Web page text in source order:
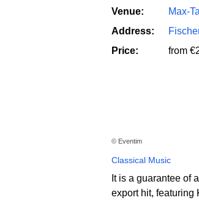
Venue:
Max-
Address:
Price:
from
© Eventim
Classical Music
It is a guarantee of
export hit, featuring